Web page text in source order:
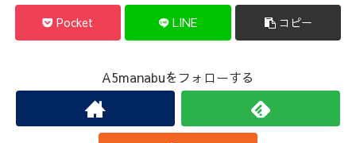
Pocket LINE コピー
A5manabuをフォローする